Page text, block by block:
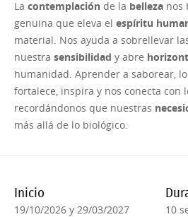
La contemplación de la belleza nos
genuina que eleva el espíritu
material. Nos ayuda a sobrellevar
nuestra sensibilidad y abre
humanidad. Aprender a saborear,
fortalece, inspira y nos conecta con
recordándonos que nuestras
más allá de lo biológico.
Inicio
19/10/2026 y 29/03/2027 10